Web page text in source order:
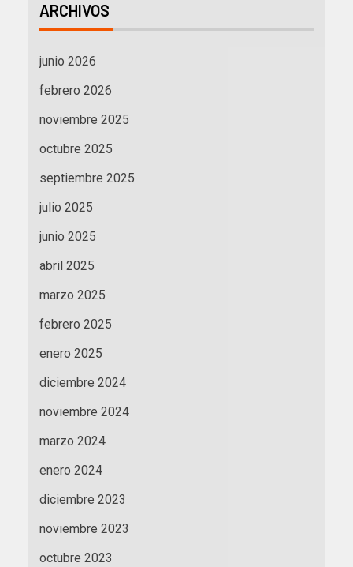
ARCHIVOS
junio 2026
febrero 2026
noviembre 2025
octubre 2025
septiembre 2025
julio 2025
junio 2025
abril 2025
marzo 2025
febrero 2025
enero 2025
diciembre 2024
noviembre 2024
marzo 2024
enero 2024
diciembre 2023
noviembre 2023
octubre 2023